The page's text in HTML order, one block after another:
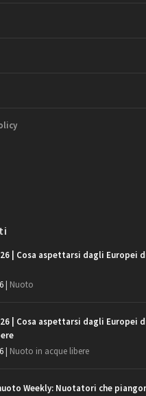
| Cosa aspettarsi dagli Europei
| Nuoto
| Cosa aspettarsi dagli Europei
| Nuoto in acque libere
Weekly: Nuotatori che